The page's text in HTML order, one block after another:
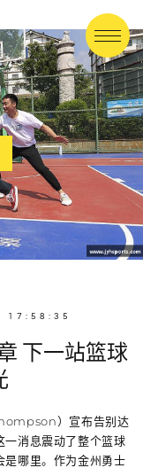
17:58:35
下一站篮球
）宣布告别达
一消息震动了整个篮球
是哪里。作为金州勇士